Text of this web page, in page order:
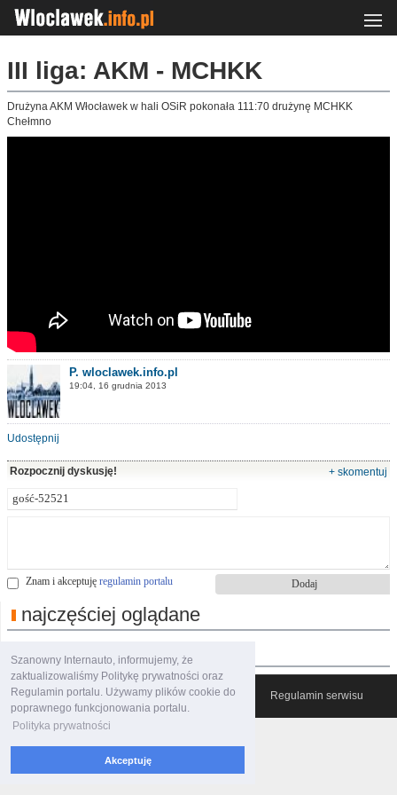
Szanowny Internauto, informujemy, że
zaktualizowaliśmy Politykę prywatności oraz
Regulamin portalu. Używamy plików cookie do
poprawnego funkcjonowania portalu.
Polityka prywatności
Akceptuję
III liga: AKM - MCHKK
Drużyna AKM Włocławek w hali OSiR pokonała 111:70 drużynę MCHKK
Chełmno
P. wloclawek.info.pl
19:04, 16 grudnia 2013
Udostępnij
Rozpocznij dyskusję! + skomentuj
Znam i akceptuję regulamin portalu
najczęściej oglądane
polecane filmy
© 2007-2026 Włocławski Portal informacyjny Regulamin serwisu